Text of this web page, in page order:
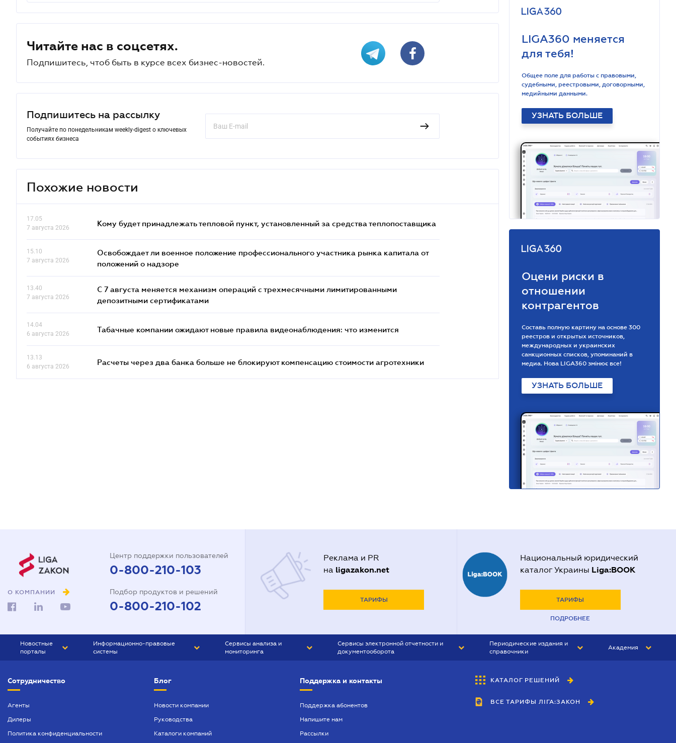
Читайте нас в соцсетях.
Подпишитесь, чтоб быть в курсе всех бизнес-новостей.
Подпишитесь на рассылку
Получайте по понедельникам weekly-digest о ключевых
событиях бизнеса
Похожие новости
17.05
7 августа 2026
Кому будет принадлежать тепловой пункт, установленный за средства теплопоставщика
15.10
7 августа 2026
Освобождает ли военное положение профессионального участника рынка капитала от
положений о надзоре
13.40
7 августа 2026
С 7 августа меняется механизм операций с трехмесячными лимитированными
депозитными сертификатами
14.04
6 августа 2026
Табачные компании ожидают новые правила видеонаблюдения: что изменится
13.13
6 августа 2026
Расчеты через два банка больше не блокируют компенсацию стоимости агротехники
LIGA360 меняется
для тебя!
Общее поле для работы с правовыми,
судебными, реестровыми, договорными,
медийными данными.
УЗНАТЬ БОЛЬШЕ
Оцени риски в
отношении
контрагентов
Составь полную картину на основе 300
реестров и открытых источников,
международных и украинских
санкционных списков, упоминаний в
медиа. Нова LIGA360 змінює все!
УЗНАТЬ БОЛЬШЕ
О КОМПАНИИ
Центр поддержки пользователей
0-800-210-103
Подбор продуктов и решений
0-800-210-102
Реклама и PR
на ligazakon.net
ТАРИФЫ
Национальный юридический
каталог Украины Liga:BOOK
ТАРИФЫ
ПОДРОБНЕЕ
Новостные
порталы
БИЗНЕС
Информационно-правовые
системы
БУХГАЛТЕР ПРОФ
ЮРИСТ ПРОФ
Сервисы анализа и
мониторинга
Сервисы электронной отчетности и
документооборота
Периодические издания и
справочники
БУХГАЛТЕР&ЗАКОН
ВЕСТНИК МСФО
Академия
Сотрудничество
Агенты
Дилеры
Политика конфиденциальности
Блог
Новости компании
Руководства
Каталоги компаний
Поддержка и контакты
Поддержка абонентов
Напишите нам
Рассылки
КАТАЛОГ РЕШЕНИЙ
ВСЕ ТАРИФЫ ЛІГА:ЗАКОН